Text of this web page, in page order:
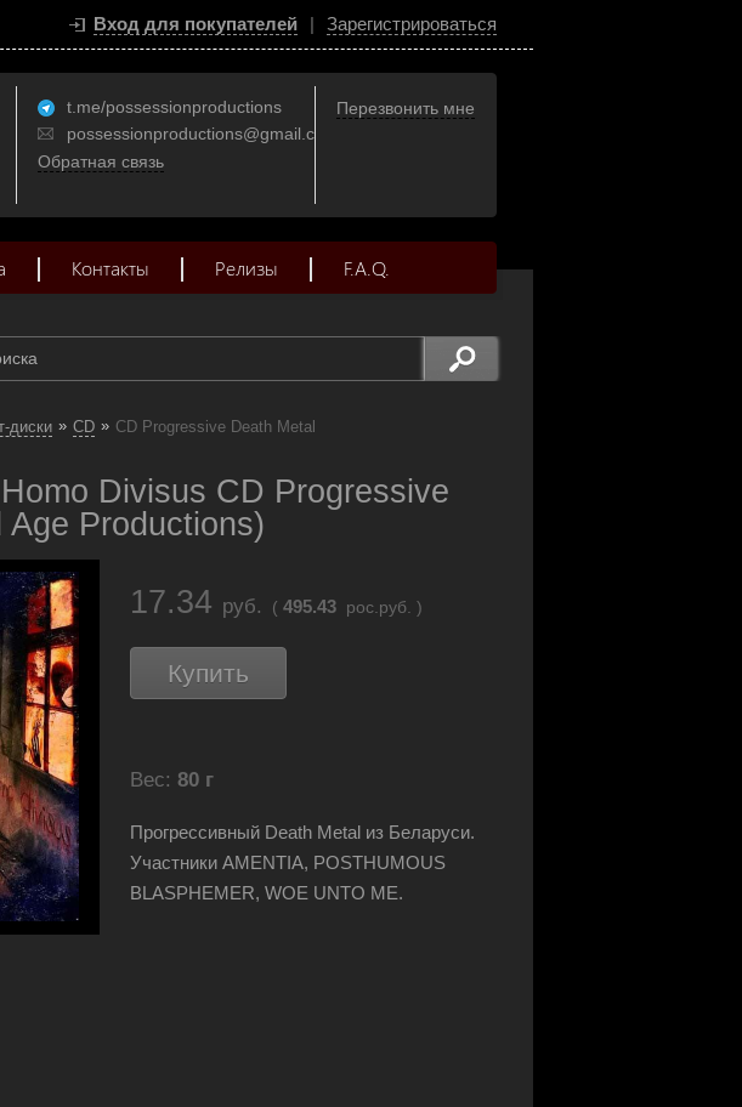
Вход для покупателей | Зарегистрироваться
t.me/possessionproductions
possessionproductions@gmail.com
Обратная связь
Перезвонить мне
Контакты Релизы F.A.Q.
диски » CD » CD Progressive Death Metal
Divisus CD Progressive
Productions)
17.34 руб. ( 495.43 рос.руб. )
Купить
Вес: 80 г
Прогрессивный Death Metal из Беларуси.
Участники AMENTIA, POSTHUMOUS
BLASPHEMER, WOE UNTO ME.